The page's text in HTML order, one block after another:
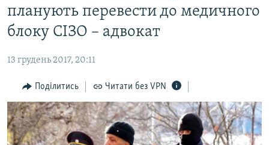
до
основної
Перейти
пошуку
ПОЛІТИКА
ПОГЛЯД
ІНТЕРВ'Ю
ВСЕ ЗА ДЕНЬ
СПЕЦПРОЕКТИ
планують перевести до медичного
блоку СІЗО – адвокат
13 грудень 2017, 20:11
Поділитись Читати без VPN